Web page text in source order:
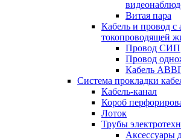
Витая пара
Кабель и провод
токопроводящей
Провод СИП
Провод
Кабель
Система прокладки
Кабель-канал
Короб
Лоток
Трубы
Аксессуары